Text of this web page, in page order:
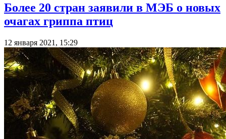
Более 20 стран заявили в МЭБ о новых
очагах гриппа птиц
12 января 2021, 15:29